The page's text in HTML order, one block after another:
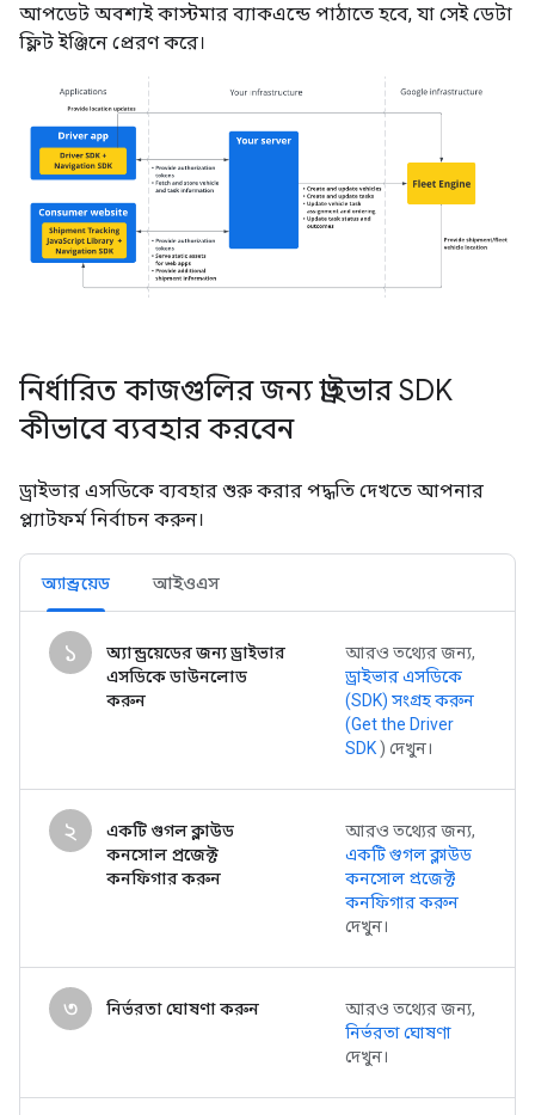
আপডেট অবশ্যই কাস্টমার ব্যাকএন্ডে পাঠাতে হবে, যা সেই ডেটা
ফ্লিট ইঞ্জিনে প্রেরণ করে।
নির্ধারিত কাজগুলির জন্য ড্রাইভার SDK
কীভাবে ব্যবহার করবেন
ড্রাইভার এসডিকে ব্যবহার শুরু করার পদ্ধতি দেখতে আপনার
প্ল্যাটফর্ম নির্বাচন করুন।
অ্যান্ড্রয়েড আইওএস
১
অ্যান্ড্রয়েডের জন্য ড্রাইভার
এসডিকে ডাউনলোড
করুন
আরও তথ্যের জন্য,
ড্রাইভার এসডিকে
(SDK) সংগ্রহ করুন
(Get the Driver
SDK ) দেখুন।
২
একটি গুগল ক্লাউড
কনসোল প্রজেক্ট
কনফিগার করুন
আরও তথ্যের জন্য,
একটি গুগল ক্লাউড
কনসোল প্রজেক্ট
কনফিগার করুন
দেখুন।
৩ নির্ভরতা ঘোষণা করুন
আরও তথ্যের জন্য,
নির্ভরতা ঘোষণা
দেখুন।